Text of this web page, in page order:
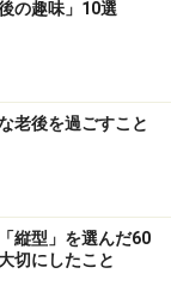
わない期間で
年数」は、60
額」は、例え
れば、プラス
らに不安を持
ます。皆さん
の趣味」10選
老後を過ごすこと
縦型」を選んだ60
切にしたこと